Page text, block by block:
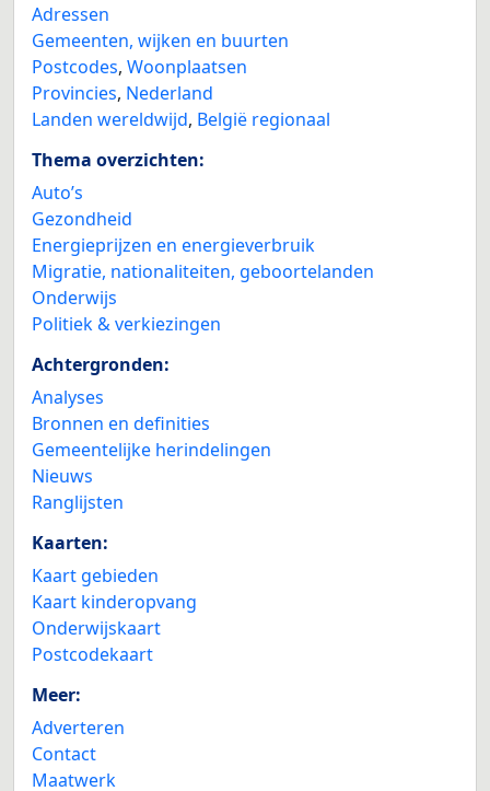
Adressen
Gemeenten, wijken en buurten
Postcodes, Woonplaatsen
Provincies, Nederland
Landen wereldwijd, België regionaal
Thema overzichten:
Auto’s
Gezondheid
Energieprijzen en energieverbruik
Migratie, nationaliteiten, geboortelanden
Onderwijs
Politiek & verkiezingen
Achtergronden:
Analyses
Bronnen en definities
Gemeentelijke herindelingen
Nieuws
Ranglijsten
Kaarten:
Kaart gebieden
Kaart kinderopvang
Onderwijskaart
Postcodekaart
Meer:
Adverteren
Contact
Maatwerk